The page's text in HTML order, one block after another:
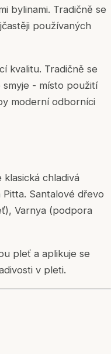
bylinami. Tradičně se
používaných
kvalitu. Tradičně se
- místo použití
moderní odborníci
chladivá
Santalové dřevo
Varnya (podpora
pleť a aplikuje se
v pleti.